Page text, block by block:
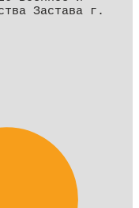
Застава г.